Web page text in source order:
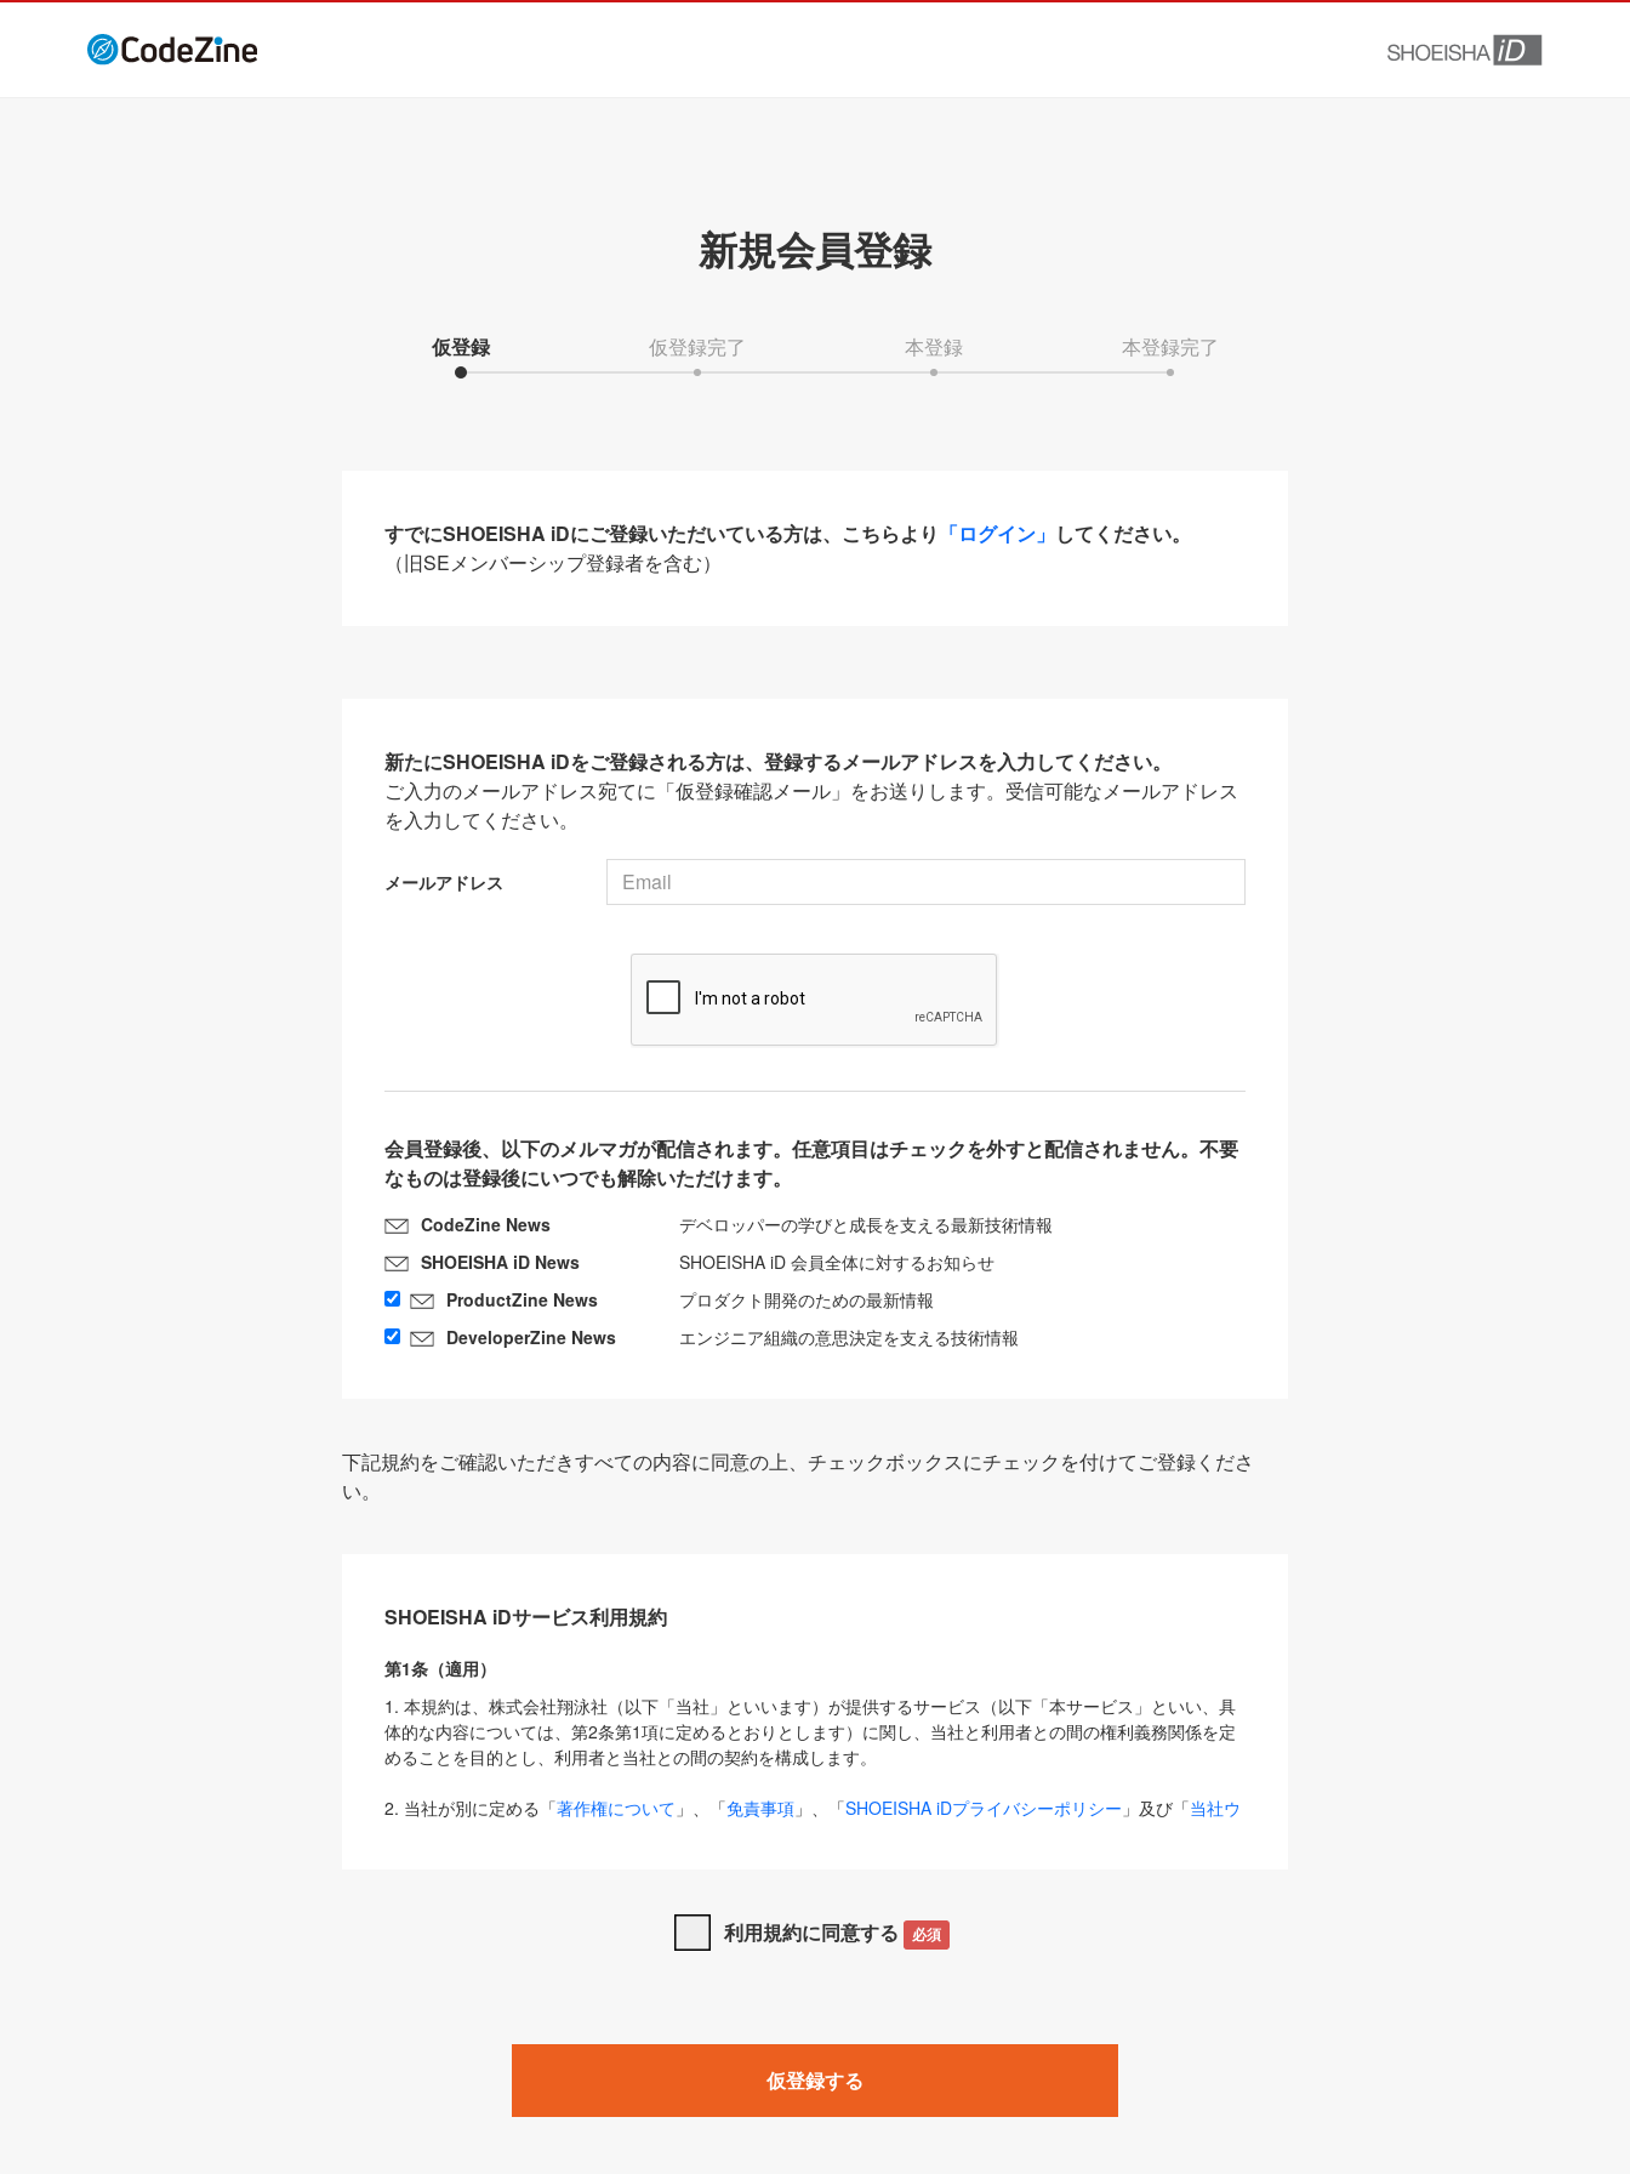
新規会員登録
仮登録 仮登録完了 本登録 本登録完了
すでにSHOEISHA iDにご登録いただいている方は、こちらより 「ログイン」 してください。
（旧SEメンバーシップ登録者を含む）
新たにSHOEISHA iDをご登録される方は、登録するメールアドレスを入力してください。
ご入力のメールアドレス宛てに「仮登録確認メール」をお送りします。受信可能なメールアドレス
を入力してください。
メールアドレス
会員登録後、以下のメルマガが配信されます。任意項目はチェックを外すと配信されません。不要
なものは登録後にいつでも解除いただけます。
CodeZine News
デベロッパーの学びと成長を支える最新技術情報
SHOEISHA iD News
SHOEISHA iD 会員全体に対するお知らせ
ProductZine News
プロダクト開発のための最新情報
DeveloperZine News
エンジニア組織の意思決定を支える技術情報
下記規約をご確認いただきすべての内容に同意の上、チェックボックスにチェックを付けてご登録くださ
い。
SHOEISHA iDサービス利用規約
第1条（適用）
1. 本規約は、株式会社翔泳社（以下「当社」といいます）が提供するサービス（以下「本サービス」といい、具
体的な内容については、第2条第1項に定めるとおりとします）に関し、当社と利用者との間の権利義務関係を定
めることを目的とし、利用者と当社との間の契約を構成します。
2. 当社が別に定める「著作権について 」、「免責事項 」、「SHOEISHA iDプライバシーポリシー 」及び「当社ウ
は、本規約の規定が優先して適用されるものとします。
1. 「本サービス」とは、当社が提供する以下のサービス（名称や内容が変更された場合、変更後のサービスを含
みます）及びこれらサービスに関連して当社が実施するイベントやキャンペーンをいいます。
「SEBook」「SEShop」「CodeZine」「MarkeZine」「EnterpriseZine」「ECzine」「Biz/Zine」「HRzine」
利用規約に同意する 必須
仮登録する